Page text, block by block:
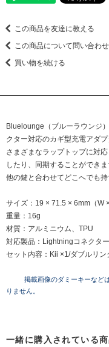
この商品を友達に教える
この商品について問い合わ
買い物を続ける
Bluelounge（ブルーラウンジ
クター対応のカギ型充電アダプ
さまざまなラップトップに対
したり、同期することができ
他の鍵と合わせてどこへでも持
サイズ：19 × 71.5 × 6mm（W ×
重量：16g
材質：アルミニウム、TPU
対応製品：Lightningコネクタ
セット内容：Kii ×1/ダブルリ
掲載画像のダミーキーなど
りません。
一緒に購入されている